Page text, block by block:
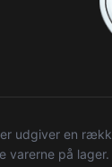
udgiver en
varerne på lager.